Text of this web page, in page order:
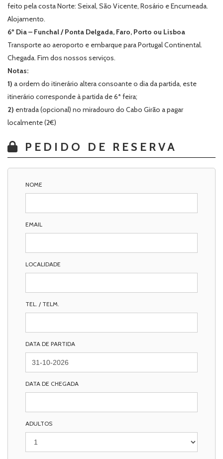
feito pela costa Norte: Seixal, São Vicente, Rosário e Encumeada.
Alojamento.
6º Dia – Funchal / Ponta Delgada, Faro, Porto ou Lisboa
Transporte ao aeroporto e embarque para Portugal Continental.
Chegada. Fim dos nossos serviços.
Notas:
1) a ordem do itinerário altera consoante o dia da partida, este
itinerário corresponde à partida de 6ª feira;
2) entrada (opcional) no miradouro do Cabo Girão a pagar
localmente (2€)
PEDIDO DE RESERVA
NOME
EMAIL
LOCALIDADE
TEL. / TELM.
DATA DE PARTIDA
DATA DE CHEGADA
ADULTOS